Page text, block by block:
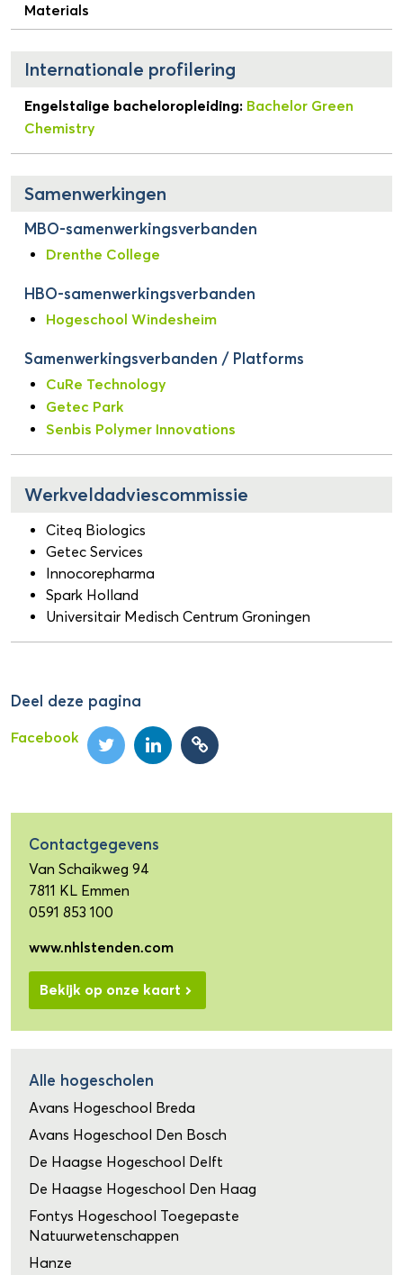
Materials
Internationale profilering
Engelstalige bacheloropleiding: Bachelor Green
Chemistry
Samenwerkingen
MBO-samenwerkingsverbanden
Drenthe College
HBO-samenwerkingsverbanden
Hogeschool Windesheim
Samenwerkingsverbanden / Platforms
CuRe Technology
Getec Park
Senbis Polymer Innovations
Werkveldadviescommissie
Citeq Biologics
Getec Services
Innocorepharma
Spark Holland
Universitair Medisch Centrum Groningen
Deel deze pagina
Facebook
Contactgegevens
Van Schaikweg 94
7811 KL Emmen
0591 853 100
www.nhlstenden.com
Bekijk op onze kaart
Alle hogescholen
Avans Hogeschool Breda
Avans Hogeschool Den Bosch
De Haagse Hogeschool Delft
De Haagse Hogeschool Den Haag
Fontys Hogeschool Toegepaste
Natuurwetenschappen
Hanze